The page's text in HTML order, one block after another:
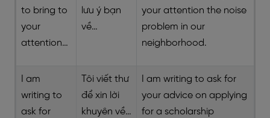
to bring to
your
attention…
lưu ý bạn
về…
your attention the noise
problem in our
neighborhood.
I am
writing to
ask for
Tôi viết thư
để xin lời
khuyên về…
I am writing to ask for
your advice on applying
for a scholarship